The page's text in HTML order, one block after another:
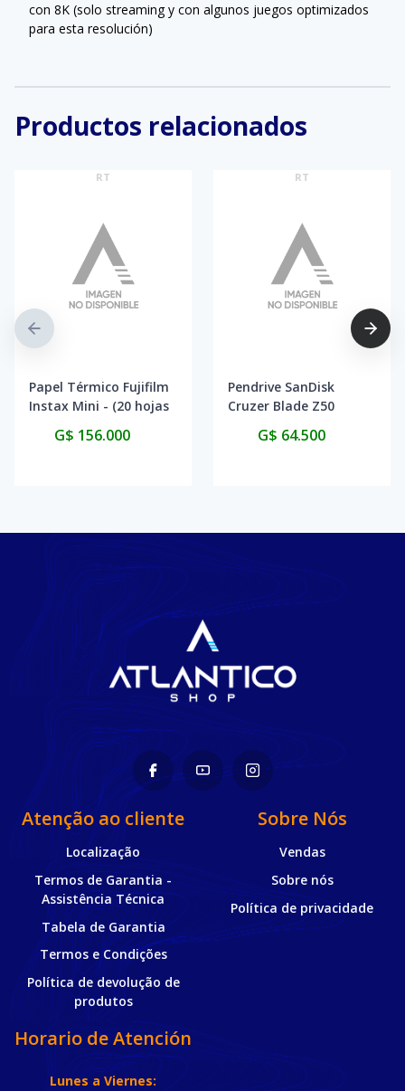
con 8K (solo streaming y con algunos juegos optimizados
para esta resolución)
Productos relacionados
RT
Papel Térmico Fujifilm
Instax Mini - (20 hojas
G$ 156.000
RT
Pendrive SanDisk
Cruzer Blade Z50
G$ 64.500
Atenção ao cliente
Localização
Termos de Garantia -
Assistência Técnica
Tabela de Garantia
Termos e Condições
Política de devolução de
produtos
Sobre Nós
Vendas
Sobre nós
Política de privacidade
Horario de Atención
Lunes a Viernes: